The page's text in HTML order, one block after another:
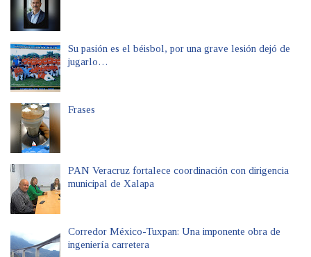
Su pasión es el béisbol, por una grave lesión dejó de
jugarlo…
Frases
PAN Veracruz fortalece coordinación con dirigencia
municipal de Xalapa
Corredor México-Tuxpan: Una imponente obra de
ingeniería carretera